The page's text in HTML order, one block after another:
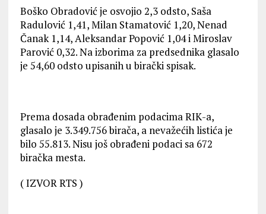
Boško Obradović je osvojio 2,3 odsto, Saša
Radulović 1,41, Milan Stamatović 1,20, Nenad
Čanak 1,14, Aleksandar Popović 1,04 i Miroslav
Parović 0,32. Na izborima za predsednika glasalo
je 54,60 odsto upisanih u birački spisak.
Prema dosada obrađenim podacima RIК-a,
glasalo je 3.349.756 birača, a nevažećih listića je
bilo 55.813. Nisu još obrađeni podaci sa 672
biračka mesta.
( IZVOR RTS )